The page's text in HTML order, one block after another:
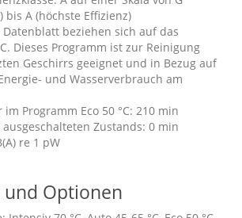
bis A (höchste Effizienz)
Datenblatt beziehen sich auf das
Dieses Programm ist zur Reinigung
Geschirrs geeignet und in Bezug auf
und Wasserverbrauch am
Programm Eco 50 °C: 210 min
Zustands: 0 min
re 1 pW
Optionen